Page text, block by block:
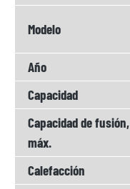
Modelo
Año
Capacidad
Capacidad de fusión,
máx.
Calefacción